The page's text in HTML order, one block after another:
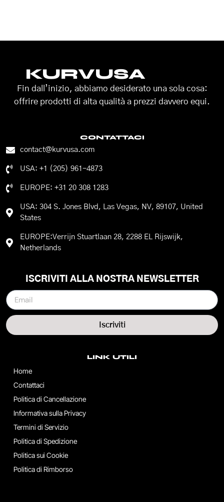
KURVUSA
Fin dall’inizio, abbiamo desiderato una sola cosa:
offrire prodotti di alta qualità a prezzi davvero equi.
CONTATTACI
contact@kurvusa.com
USA: +1 (205) 961-4873
EUROPE: +31 20 308 1283
USA: 304 S. Jones Blvd, Las Vegas, NV, 89107, United
States
EUROPE:Verrijn Stuartlaan 28, 2288 EL Rijswijk,
Netherlands
LINK UTILI
Home
Contattaci
Politica di Cancellazione
Informativa sulla Privacy
Termini di Servizio
Politica di Spedizione
Politica sui Cookie
Politica di Rimborso
ISCRIVITI ALLA NOSTRA NEWSLETTER
Iscriviti